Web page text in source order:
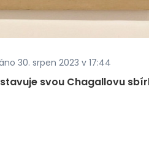
30. srpen 2023 v 17:44
svou Chagallovu